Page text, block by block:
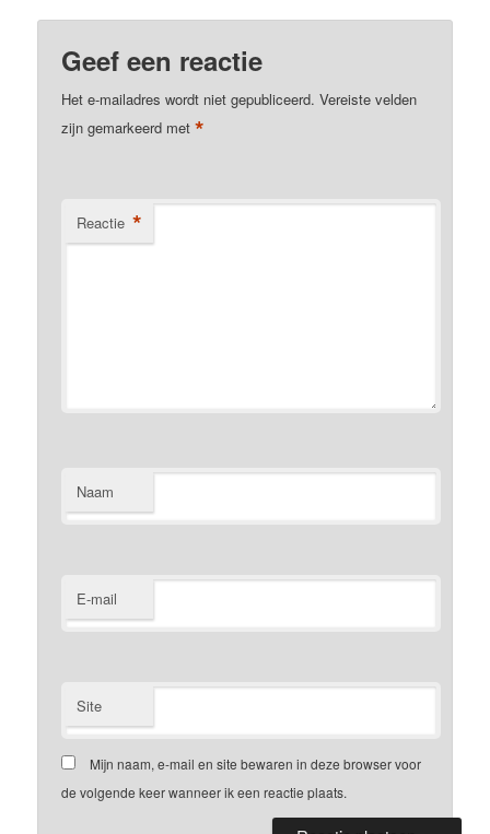
Geef een reactie
Het e-mailadres wordt niet gepubliceerd. Vereiste velden
zijn gemarkeerd met*
Reactie *
Naam
E-mail
Site
Mijn naam, e-mail en site bewaren in deze browser voor
de volgende keer wanneer ik een reactie plaats.